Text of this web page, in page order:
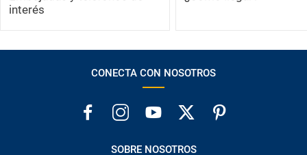
interés
CONECTA CON NOSOTROS
SOBRE NOSOTROS